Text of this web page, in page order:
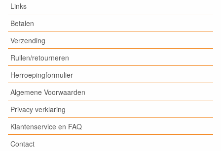
Links
Betalen
Verzending
Ruilen/retourneren
Herroepingformulier
Algemene Voorwaarden
Privacy verklaring
Klantenservice en FAQ
Contact